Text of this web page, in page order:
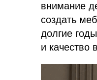
внимание
создать
долгие
и качество